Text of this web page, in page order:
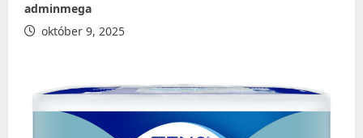
adminmega
október 9, 2025